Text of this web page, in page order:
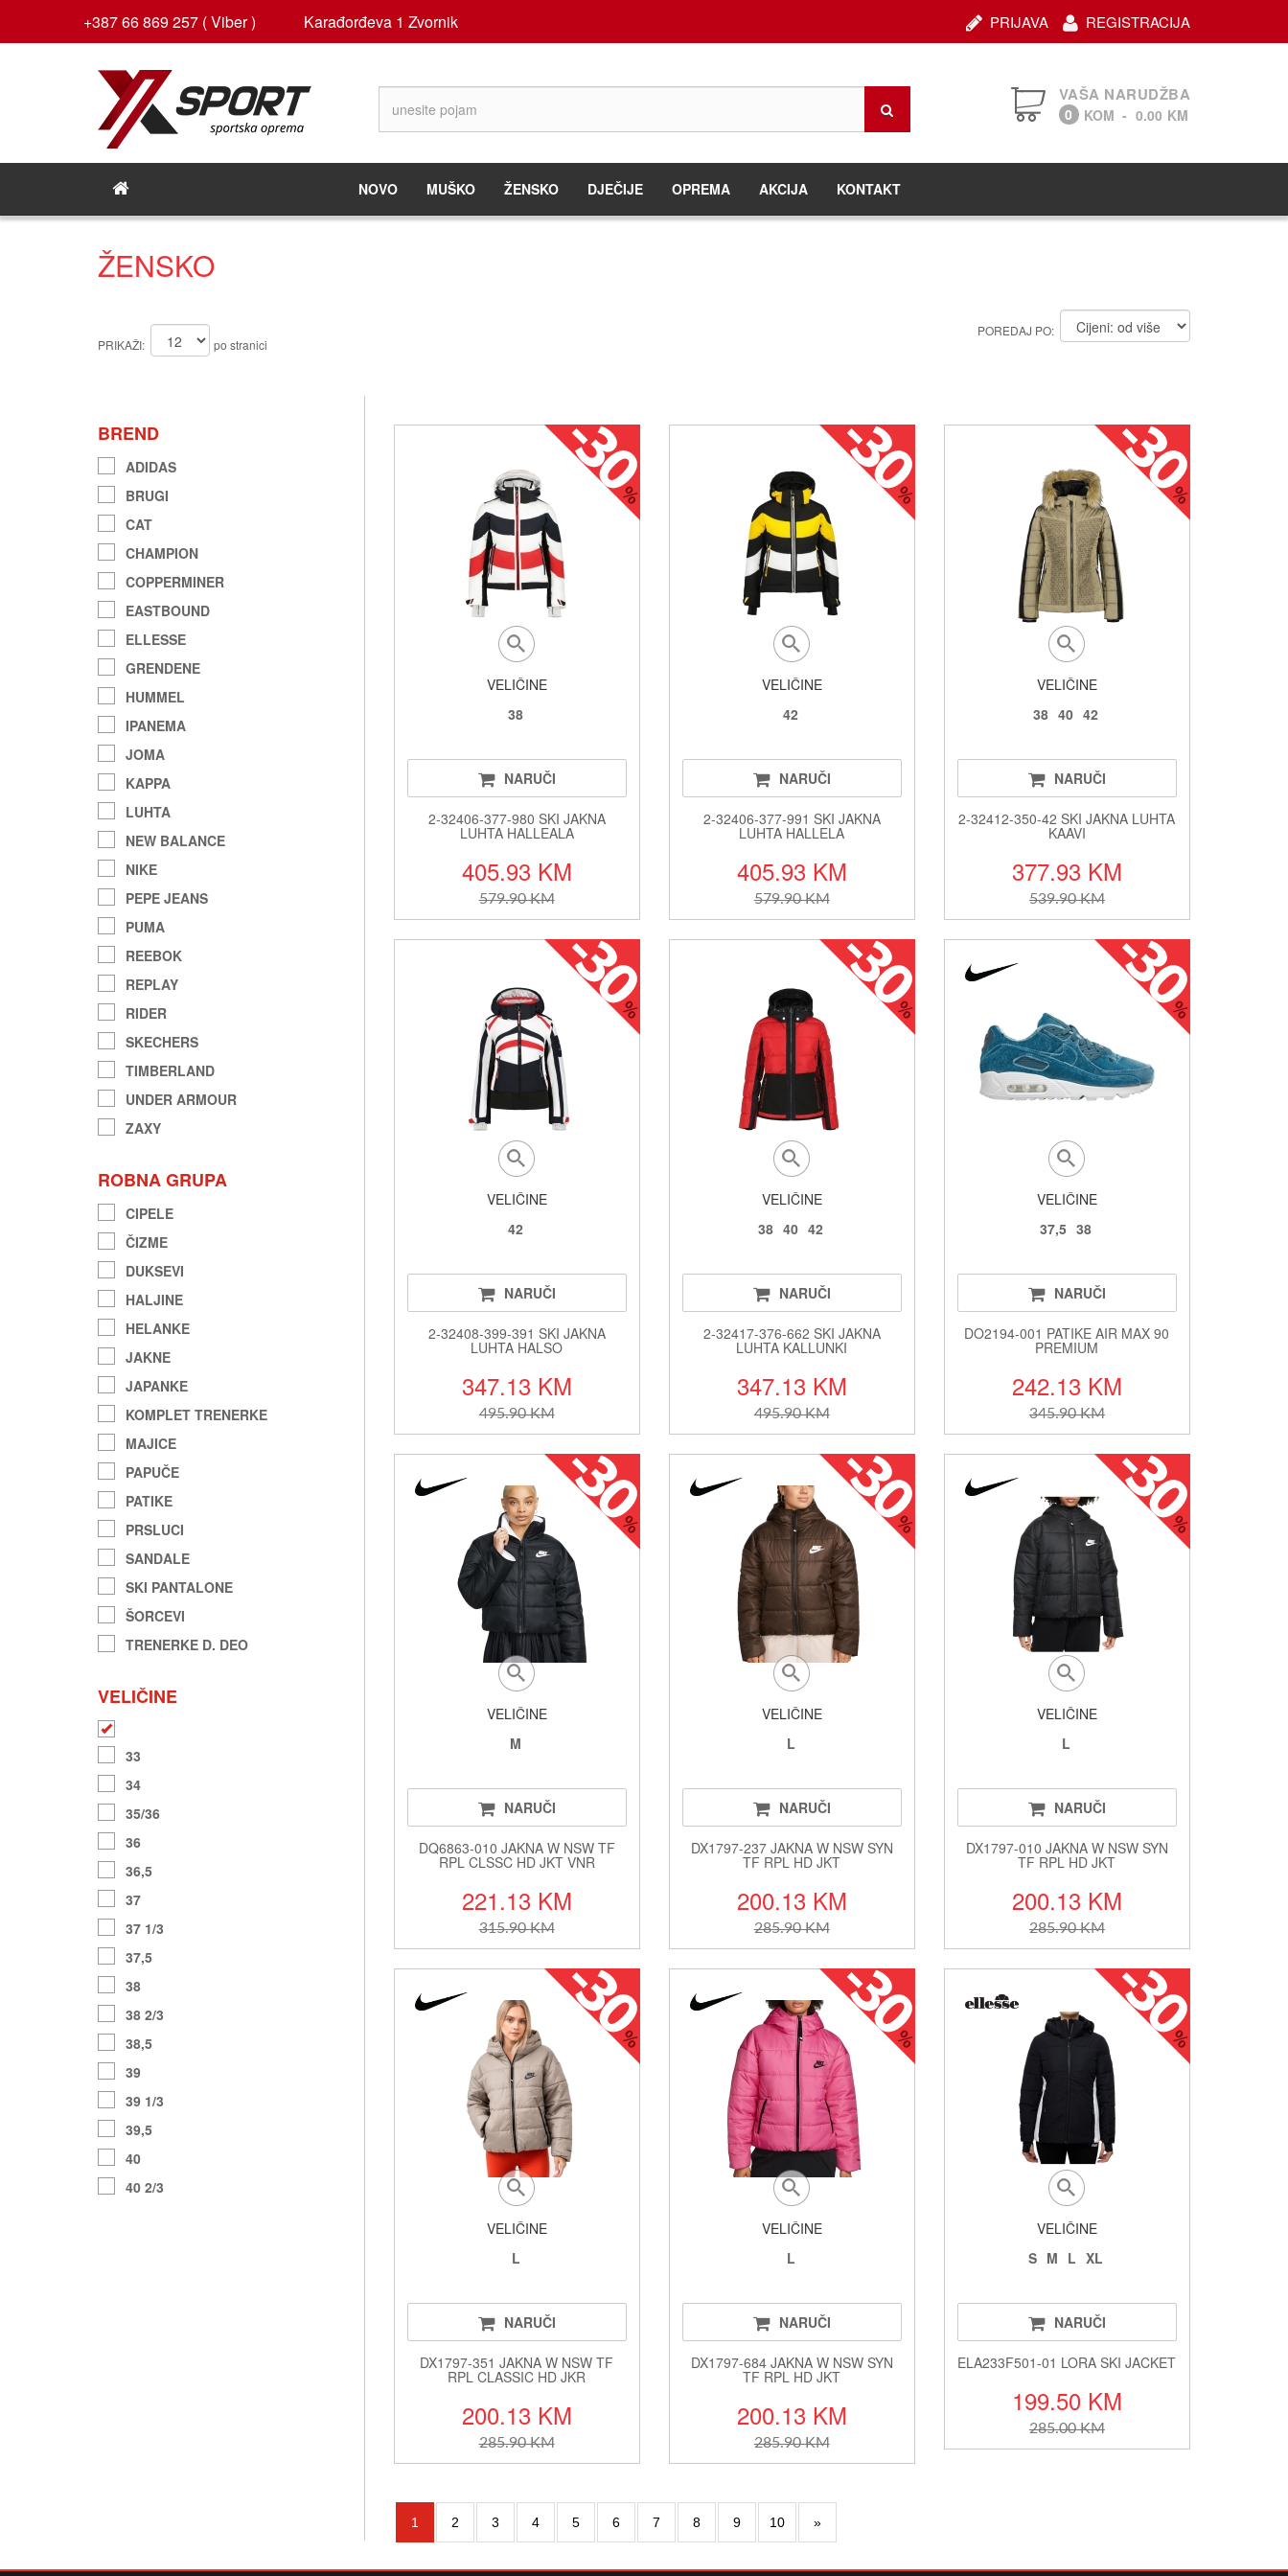
+387 66 869 257 ( Viber ) Karađorđeva 1 Zvornik REGISTRACIJA
PRIJAVA
VAŠA NARUDŽBA
0 KOM - 0.00 KM
NOVO MUŠKO ŽENSKO DJEČIJE OPREMA AKCIJA KONTAKT
ŽENSKO
PRIKAŽI: po stranici
POREDAJ PO:
BREND
ADIDAS
BRUGI
CAT
CHAMPION
COPPERMINER
EASTBOUND
ELLESSE
GRENDENE
HUMMEL
IPANEMA
JOMA
KAPPA
LUHTA
NEW BALANCE
NIKE
PEPE JEANS
PUMA
REEBOK
REPLAY
RIDER
SKECHERS
TIMBERLAND
UNDER ARMOUR
ZAXY
ROBNA GRUPA
CIPELE
ČIZME
DUKSEVI
HALJINE
HELANKE
JAKNE
JAPANKE
KOMPLET TRENERKE
MAJICE
PAPUČE
PATIKE
PRSLUCI
SANDALE
SKI PANTALONE
ŠORCEVI
TRENERKE D. DEO
VELIČINE
33
34
35/36
36
36,5
37
37 1/3
37,5
38
38 2/3
38,5
39
39 1/3
39,5
40
40 2/3
VELIČINE
38
NARUČI
2-32406-377-980 SKI JAKNA
LUHTA HALLEALA
405.93 KM
579.90 KM
VELIČINE
42
NARUČI
2-32406-377-991 SKI JAKNA
LUHTA HALLELA
405.93 KM
579.90 KM
VELIČINE
38 40 42
NARUČI
2-32412-350-42 SKI JAKNA LUHTA
KAAVI
377.93 KM
539.90 KM
VELIČINE
42
NARUČI
2-32408-399-391 SKI JAKNA
LUHTA HALSO
347.13 KM
495.90 KM
VELIČINE
38 40 42
NARUČI
2-32417-376-662 SKI JAKNA
LUHTA KALLUNKI
347.13 KM
495.90 KM
VELIČINE
37,5 38
NARUČI
DO2194-001 PATIKE AIR MAX 90
PREMIUM
242.13 KM
345.90 KM
VELIČINE
M
NARUČI
DQ6863-010 JAKNA W NSW TF
RPL CLSSC HD JKT VNR
221.13 KM
315.90 KM
VELIČINE
L
NARUČI
DX1797-237 JAKNA W NSW SYN
TF RPL HD JKT
200.13 KM
285.90 KM
VELIČINE
L
NARUČI
DX1797-010 JAKNA W NSW SYN
TF RPL HD JKT
200.13 KM
285.90 KM
VELIČINE
L
NARUČI
DX1797-351 JAKNA W NSW TF
RPL CLASSIC HD JKR
200.13 KM
285.90 KM
VELIČINE
L
NARUČI
DX1797-684 JAKNA W NSW SYN
TF RPL HD JKT
200.13 KM
285.90 KM
VELIČINE
S M L XL
NARUČI
ELA233F501-01 LORA SKI JACKET
199.50 KM
285.00 KM
1 2 3 4 5 6 7 8 9 10 »